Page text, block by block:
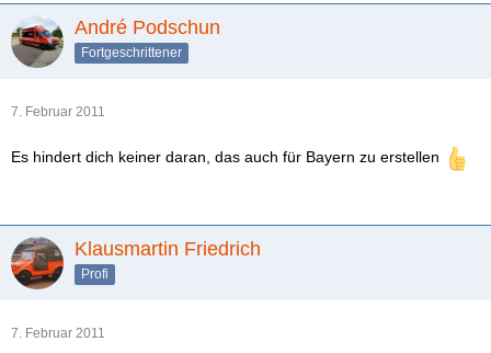
André Podschun
Fortgeschrittener
7. Februar 2011
Es hindert dich keiner daran, das auch für Bayern zu erstellen
Klausmartin Friedrich
Profi
7. Februar 2011